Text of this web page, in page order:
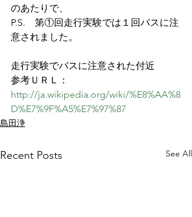
のあたりで、
P.S.　第①回走行実験では１回バスに注
意されました。
走行実験でバスに注意された付近
参考ＵＲＬ：
http://ja.wikipedia.org/wiki/%E8%AA%8
D%E7%9F%A5%E7%97%87
島田浄
Recent Posts See All